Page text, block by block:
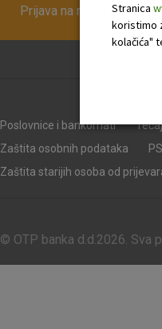
Prijava na newsletter
Poslovnice i bankomati
Zaštita osobnih podataka
Zaštita starijih osoba od
© OTP banka d.d.2026. Sva
Stranica
koristimo
kolačića"